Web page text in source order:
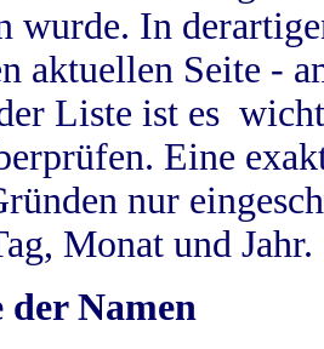
wurde. In
aktuellen Seite -
Liste ist es
Eine
nur
Monat und Jahr.
der Namen